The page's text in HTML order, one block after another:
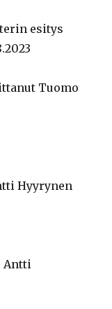
esitys
Tuomo
Hyyrynen
Antti